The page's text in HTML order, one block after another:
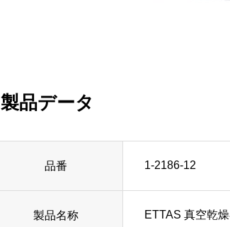
製品データ
品番 1-2186-12
製品名称 ETTAS 真空乾